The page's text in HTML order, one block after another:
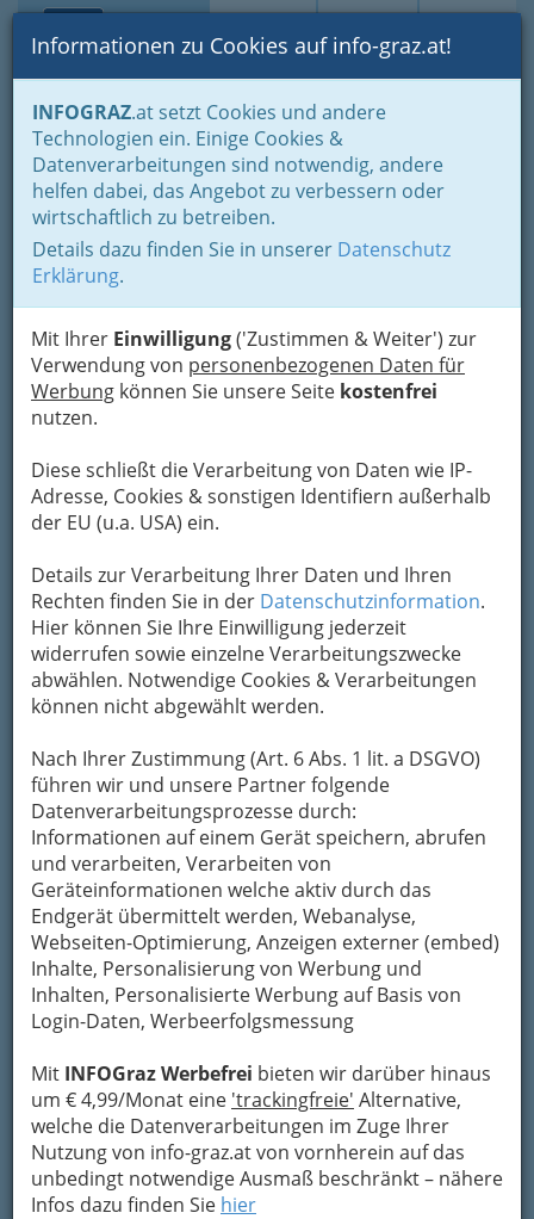
Suche Login Toggle
Informationen zu Cookies auf info-graz.at!
INFOGRAZ.at setzt Cookies und andere
Technologien ein. Einige Cookies &
Datenverarbeitungen sind notwendig, andere
helfen dabei, das Angebot zu verbessern oder
wirtschaftlich zu betreiben.
Details dazu finden Sie in unserer Datenschutz
Erklärung.
Mit Ihrer Einwilligung('Zustimmen & Weiter') zur
Verwendung von personenbezogenen Daten für
Werbung können Sie unsere Seite kostenfrei
nutzen.
Diese schließt die Verarbeitung von Daten wie IP-
Adresse, Cookies & sonstigen Identifiern außerhalb
der EU (u.a. USA) ein.
Details zur Verarbeitung Ihrer Daten und Ihren
Rechten finden Sie in der Datenschutzinformation.
Hier können Sie Ihre Einwilligung jederzeit
widerrufen sowie einzelne Verarbeitungszwecke
abwählen. Notwendige Cookies & Verarbeitungen
können nicht abgewählt werden.
Nach Ihrer Zustimmung (Art. 6 Abs. 1 lit. a DSGVO)
führen wir und unsere Partner folgende
Datenverarbeitungsprozesse durch:
Informationen auf einem Gerät speichern, abrufen
und verarbeiten, Verarbeiten von
Geräteinformationen welche aktiv durch das
Endgerät übermittelt werden, Webanalyse,
Webseiten-Optimierung, Anzeigen externer (embed)
Inhalte, Personalisierung von Werbung und
Inhalten, Personalisierte Werbung auf Basis von
Login-Daten, Werbeerfolgsmessung
Mit INFOGraz Werbefrei bieten wir darüber hinaus
um € 4,99/Monat eine 'trackingfreie' Alternative,
welche die Datenverarbeitungen im Zuge Ihrer
Nutzung von info-graz.at von vornherein auf das
unbedingt notwendige Ausmaß beschränkt – nähere
Infos dazu finden Sie hier
Home Branchen
Friederike Margit
Baumgartner
Inge-Morath-Straße 23 d, 8045 Graz
+43 316 720 879
+43 316 720 879
+43 664 308 36 85
Karte
Karte anzeigen
Kontaktaufnahme
Um die Info-Graz Firmen vor Spam-Mails zu
bewahren, verwenden wir an dieser Stelle zur
Übermittlung Ihrer Nachricht ein sicheres
Formular. Ihre Nachricht wird nach dem
Absenden umgehend per Mail an das
Unternehmen Friederike Margit Baumgartner
weitergeleitet.
Mein Name
Meine Email Adresse
Mein Betreff